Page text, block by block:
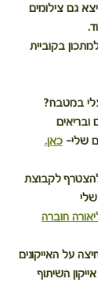
גם צילומים
בקוביית
במטבח?
ובריאים
שלי– כאן.
לקבוצת
חוברה
על האייקונים
השיתוף